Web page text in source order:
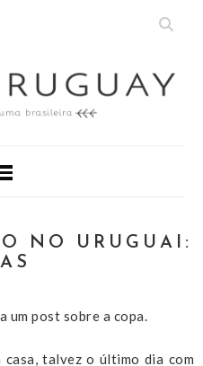
NO URUGUAI:
um post sobre a copa.
talvez o último dia com